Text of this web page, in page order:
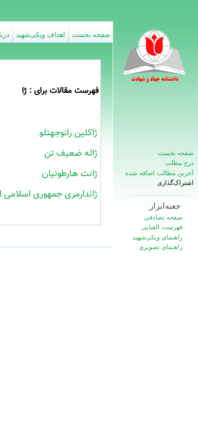
فهرست مقالات برای : ژا
ژاکلین رانوجهتلو
ژاله ضعیف تن
ژانت هارطونیان
ژاندارمری جمهوری اسلامی
اهداف ویکی‌شهید صفحه نخست
صفحه نخست
درج مطلب
آخرین مطالب اضافه شده
اشتراک‌گذاری
جعبه‌ابزار
صفحه تصادفی
فهرست الفبایی
راهنمای ویکی‌شهید
راهنمای تصویری